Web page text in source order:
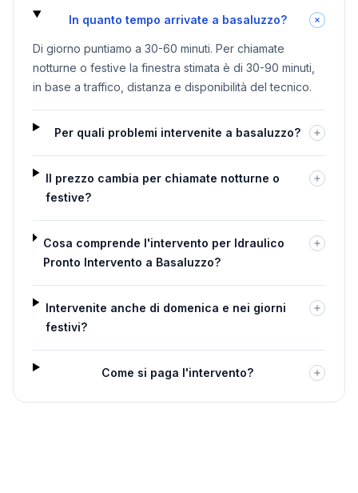
In quanto tempo arrivate a basaluzzo?
Di giorno puntiamo a 30-60 minuti. Per chiamate
notturne o festive la finestra stimata è di 30-90 minuti,
in base a traffico, distanza e disponibilità del tecnico.
Per quali problemi intervenite a basaluzzo?
Il prezzo cambia per chiamate notturne o
festive?
Cosa comprende l'intervento per Idraulico
Pronto Intervento a Basaluzzo?
Intervenite anche di domenica e nei giorni
festivi?
Come si paga l'intervento?